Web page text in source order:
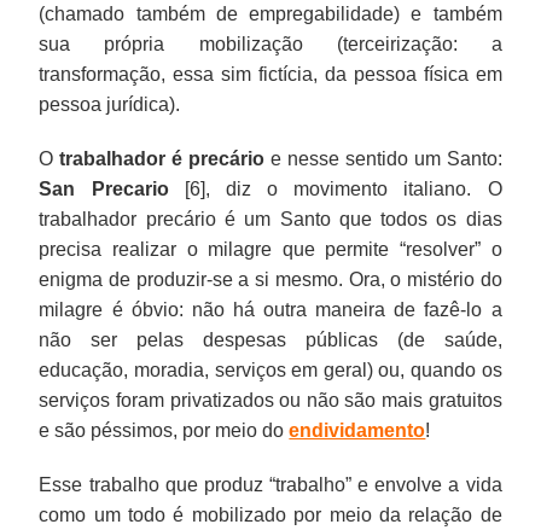
(chamado também de empregabilidade) e também
sua própria mobilização (terceirização: a
transformação, essa sim fictícia, da pessoa física em
pessoa jurídica).
Otrabalhador é precário e nesse sentido um Santo:
San Precario[6], diz o movimento italiano. O
trabalhador precário é um Santo que todos os dias
precisa realizar o milagre que permite “resolver” o
enigma de produzir-se a si mesmo. Ora, o mistério do
milagre é óbvio: não há outra maneira de fazê-lo a
não ser pelas despesas públicas (de saúde,
educação, moradia, serviços em geral) ou, quando os
serviços foram privatizados ou não são mais gratuitos
e são péssimos, por meio doendividamento!
Esse trabalho que produz “trabalho” e envolve a vida
como um todo é mobilizado por meio da relação de